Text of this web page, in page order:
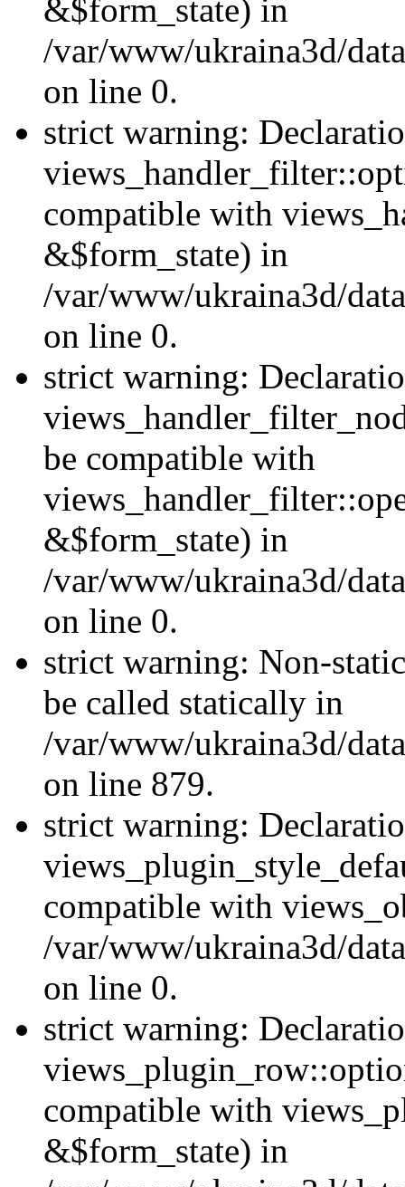
&$form_state) in
/var/www/ukraina3d/
on line 0.
strict warning:
compatible with
&$form_state) in
/var/www/ukraina3d/
on line 0.
strict warning:
be compatible with
&$form_state) in
/var/www/ukraina3d/
on line 0.
strict warning: Non-
be called statically in
/var/www/ukraina3d/
on line 879.
strict warning:
compatible with
/var/www/ukraina3d/
on line 0.
strict warning:
compatible with
&$form_state) in